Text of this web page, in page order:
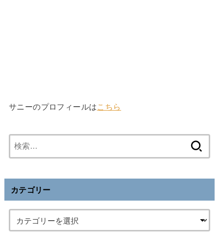
サニーのプロフィールはこちら
索
カテゴリー